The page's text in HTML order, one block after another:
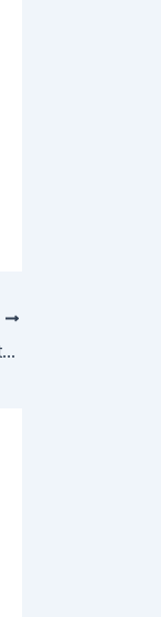
Nuremberg 2.0: o Tribunal Penal Internacional para crimes contra a humanidade vs o Covid-19